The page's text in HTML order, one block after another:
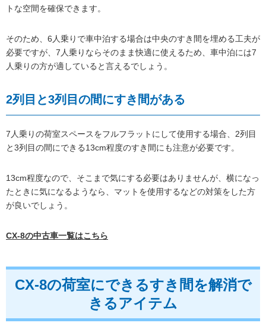
トな空間を確保できます。
そのため、6人乗りで車中泊する場合は中央のすき間を埋める工夫が
必要ですが、7人乗りならそのまま快適に使えるため、車中泊には7
人乗りの方が適していると言えるでしょう。
2列目と3列目の間にすき間がある
7人乗りの荷室スペースをフルフラットにして使用する場合、2列目
と3列目の間にできる13cm程度のすき間にも注意が必要です。
13cm程度なので、そこまで気にする必要はありませんが、横になっ
たときに気になるようなら、マットを使用するなどの対策をした方
が良いでしょう。
CX-8の中古車一覧はこちら
CX-8の荷室にできるすき間を解消で
きるアイテム